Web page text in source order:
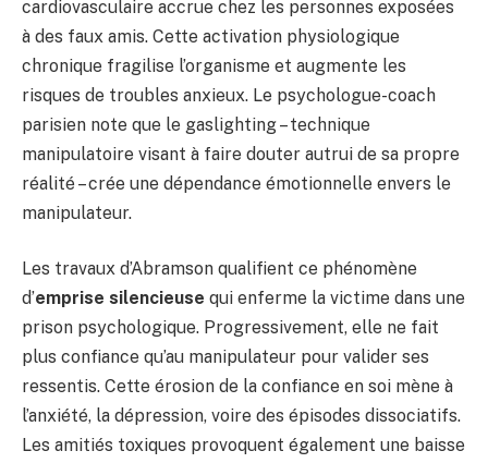
cardiovasculaire accrue chez les personnes exposées
à des faux amis. Cette activation physiologique
chronique fragilise l’organisme et augmente les
risques de troubles anxieux. Le psychologue-coach
parisien note que le gaslighting – technique
manipulatoire visant à faire douter autrui de sa propre
réalité – crée une dépendance émotionnelle envers le
manipulateur.
Les travaux d’Abramson qualifient ce phénomène
d’emprise silencieuse qui enferme la victime dans une
prison psychologique. Progressivement, elle ne fait
plus confiance qu’au manipulateur pour valider ses
ressentis. Cette érosion de la confiance en soi mène à
l’anxiété, la dépression, voire des épisodes dissociatifs.
Les amitiés toxiques provoquent également une baisse